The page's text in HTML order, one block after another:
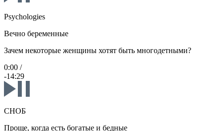
Psychologies
Вечно беременные
Зачем некоторые женщины хотят быть многодетными?
0:00 /
-14:29
СНОБ
Проще, когда есть богатые и бедные